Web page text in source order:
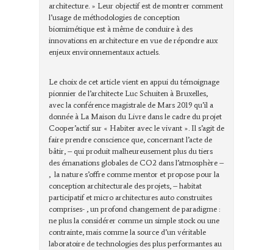
architecture. » Leur objectif est de montrer comment
l’usage de méthodologies de conception
biomimétique est à même de conduire à des
innovations en architecture en vue de répondre aux
enjeux environnementaux actuels.
Le choix de cet article vient en appui du témoignage
pionnier de l’architecte Luc Schuiten à Bruxelles,
avec la conférence magistrale de Mars 2019 qu’il a
donnée à La Maison du Livre dans le cadre du projet
Cooper’actif sur « Habiter avec le vivant ». Il s’agit de
faire prendre conscience que, concernant l’acte de
bâtir, – qui produit malheureusement plus du tiers
des émanations globales de CO2 dans l’atmosphère –
, la nature s’offre comme mentor et propose pour la
conception architecturale des projets, – habitat
participatif et micro architectures auto construites
comprises- , un profond changement de paradigme :
ne plus la considérer comme un simple stock ou une
contrainte, mais comme la source d’un véritable
laboratoire de technologies des plus performantes au